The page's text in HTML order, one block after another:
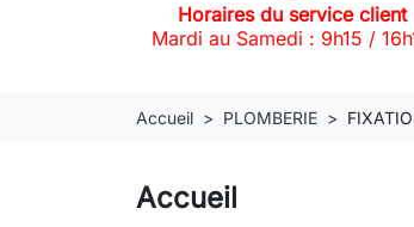
Horaires du service client
Mardi au Samedi : 9h15 /
Accueil PLOMBERIE
Accueil